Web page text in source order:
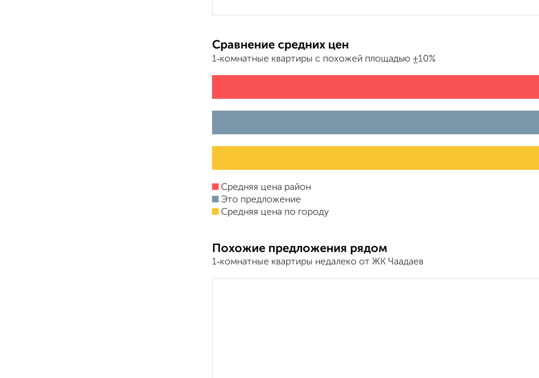
Сравнение средних цен
1‑комнатные квартиры с похожей площадью ±10%
Средняя цена район
Это предложение
Средняя цена по городу
Похожие предложения рядом
1‑комнатные квартиры недалеко от ЖК Чаадаев